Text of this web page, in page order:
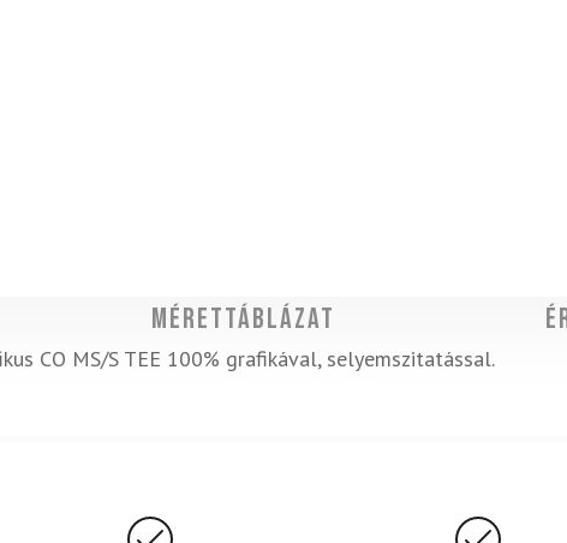
Mérettáblázat
CO MS/S TEE 100% grafikával, selyemszitatással.